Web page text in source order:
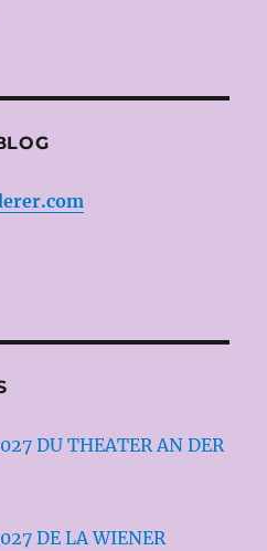
DU THEATER AN DER
DE LA WIENER